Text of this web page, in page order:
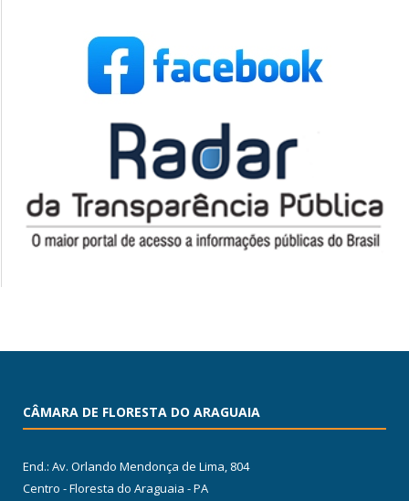
CÂMARA DE FLORESTA DO ARAGUAIA
End.: Av. Orlando Mendonça de Lima, 804
Centro - Floresta do Araguaia - PA